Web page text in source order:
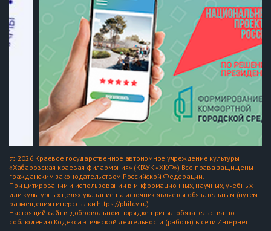
© 2026 Краевое государственное автономное учреждение культуры
«Хабаровская краевая филармония» (КГАУК «ХКФ») Все права защищены
гражданским законодательством Российской Федерации.
При цитировании и использовании в информационных, научных, учебных
или культурных целях указание на источник является обязательным (путем
размещения гиперссылки https://phildv.ru)
Настоящий сайт в добровольном порядке принял обязательства по
соблюдению Кодекса этической деятельности (работы) в сети Интернет